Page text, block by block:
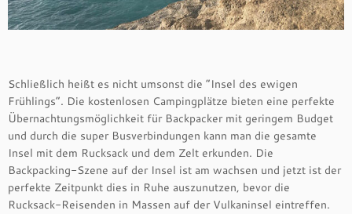
Schließlich heißt es nicht umsonst die “Insel des ewigen
Frühlings”. Die kostenlosen Campingplätze bieten eine perfekte
Übernachtungsmöglichkeit für Backpacker mit geringem Budget
und durch die super Busverbindungen kann man die gesamte
Insel mit dem Rucksack und dem Zelt erkunden. Die
Backpacking-Szene auf der Insel ist am wachsen und jetzt ist der
perfekte Zeitpunkt dies in Ruhe auszunutzen, bevor die
Rucksack-Reisenden in Massen auf der Vulkaninsel eintreffen.